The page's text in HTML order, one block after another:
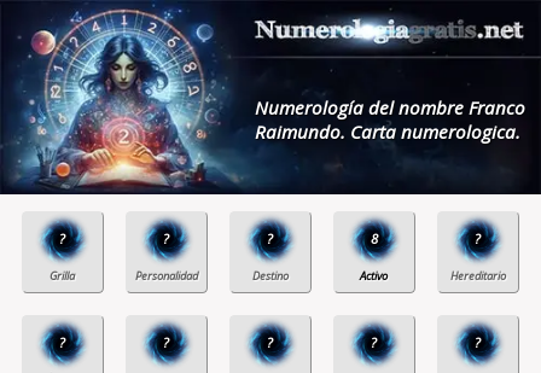
Numerología del nombre Franco
Raimundo. Carta numerologica.
? ? ? 8 ?
? ? ? ? ?